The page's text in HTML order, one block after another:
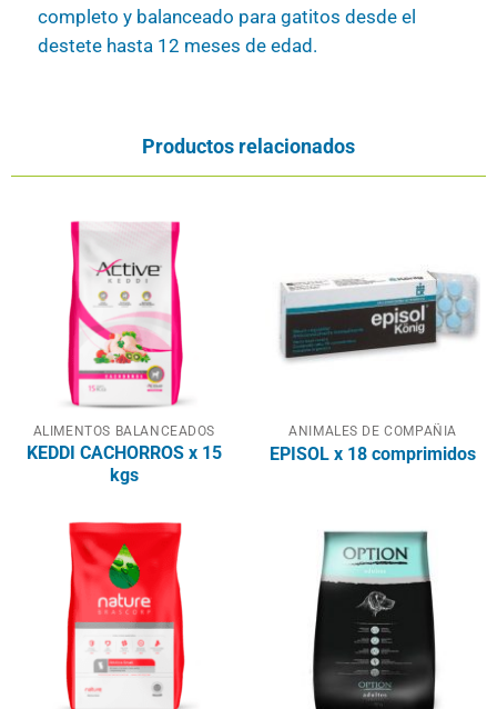
completo y balanceado para gatitos desde el
destete hasta 12 meses de edad.
Productos relacionados
ALIMENTOS BALANCEADOS
KEDDI CACHORROS x 15
kgs
ANIMALES DE COMPAÑIA
EPISOL x 18 comprimidos